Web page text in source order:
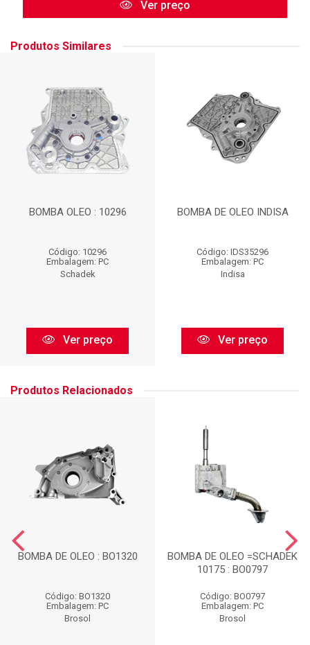
Ver preço
Produtos Similares
BOMBA OLEO : 10296
Código: 10296
Embalagem: PC
Schadek
Ver preço
BOMBA DE OLEO INDISA
Código: IDS35296
Embalagem: PC
Indisa
Ver preço
Produtos Relacionados
BOMBA DE OLEO : BO1320
Código: BO1320
Embalagem: PC
Brosol
BOMBA DE OLEO =SCHADEK
10175 : BO0797
Código: BO0797
Embalagem: PC
Brosol